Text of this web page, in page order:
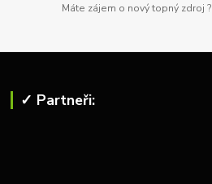
Máte zájem o nový topný zdroj ?
✓ Partneři: